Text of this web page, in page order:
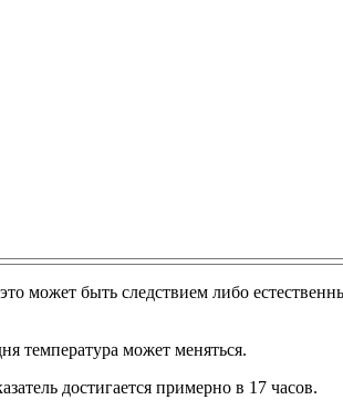
может быть следствием либо
температура может меняться.
достигается примерно в 17 часов.